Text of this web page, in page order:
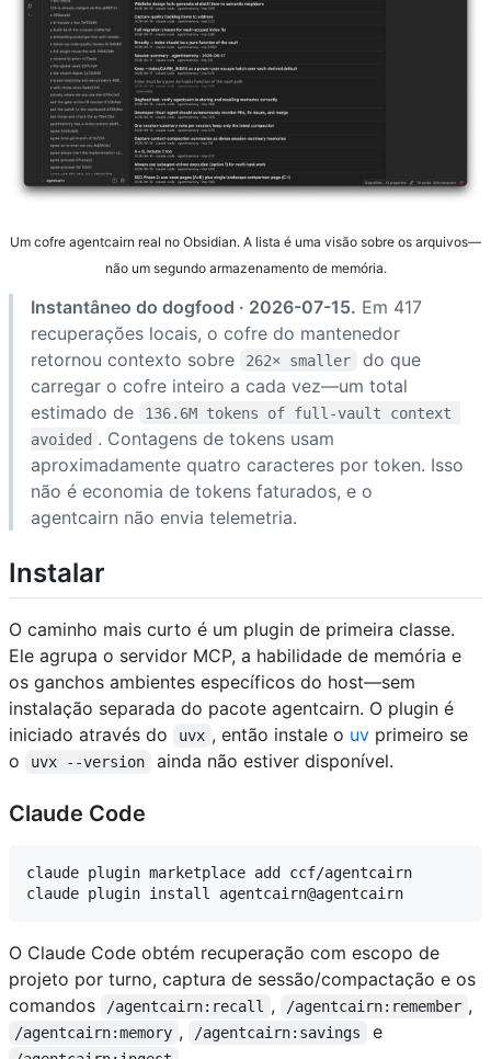
Um cofre agentcairn real no Obsidian. A lista é uma visão sobre os arquivos—
não um segundo armazenamento de memória.
Instantâneo do dogfood · 2026-07-15. Em 417
recuperações locais, o cofre do mantenedor
retornou contexto sobre
262× smaller
do que
carregar o cofre inteiro a cada vez—um total
estimado de
136.6M tokens of full-vault context
avoided . Contagens de tokens usam
aproximadamente quatro caracteres por token. Isso
não é economia de tokens faturados, e o
agentcairn não envia telemetria.
Instalar
O caminho mais curto é um plugin de primeira classe.
Ele agrupa o servidor MCP, a habilidade de memória e
os ganchos ambientes específicos do host—sem
instalação separada do pacote agentcairn. O plugin é
iniciado através do
uvx , então instale o uvprimeiro se
o
uvx --version ainda não estiver disponível.
Claude Code
claude plugin marketplace add ccf/agentcairn
O Claude Code obtém recuperação com escopo de
projeto por turno, captura de sessão/compactação e os
comandos
/agentcairn:recall , /agentcairn:remember ,
/agentcairn:memory , /agentcairn:savings e